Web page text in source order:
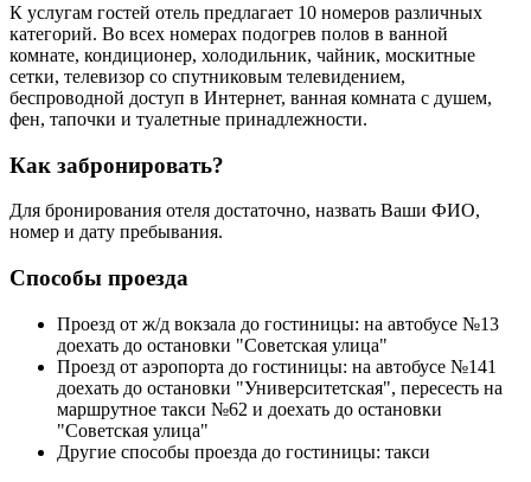
К услугам гостей отель предлагает 10 номеров различных
категорий. Во всех номерах подогрев полов в ванной
комнате, кондиционер, холодильник, чайник, москитные
сетки, телевизор со спутниковым телевидением,
беспроводной доступ в Интернет, ванная комната с душем,
фен, тапочки и туалетные принадлежности.
Как забронировать?
Для бронирования отеля достаточно, назвать Ваши ФИО,
номер и дату пребывания.
Способы проезда
Проезд от ж/д вокзала до гостиницы: на автобусе №13
доехать до остановки "Советская улица"
Проезд от аэропорта до гостиницы: на автобусе №141
доехать до остановки "Университетская", пересесть на
маршрутное такси №62 и доехать до остановки
"Советская улица"
Другие способы проезда до гостиницы: такси